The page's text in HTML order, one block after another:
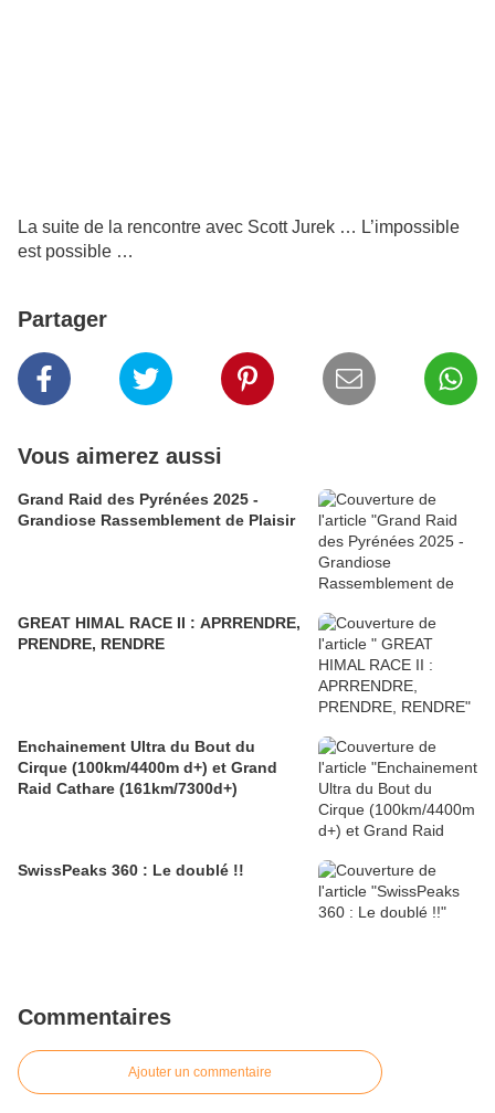
La suite de la rencontre avec Scott Jurek … L’impossible
est possible …
Partager
Vous aimerez aussi
Grand Raid des Pyrénées 2025 -
Grandiose Rassemblement de Plaisir
GREAT HIMAL RACE II : APRRENDRE,
PRENDRE, RENDRE
Enchainement Ultra du Bout du
Cirque (100km/4400m d+) et Grand
Raid Cathare (161km/7300d+)
SwissPeaks 360 : Le doublé !!
Commentaires
Ajouter un commentaire